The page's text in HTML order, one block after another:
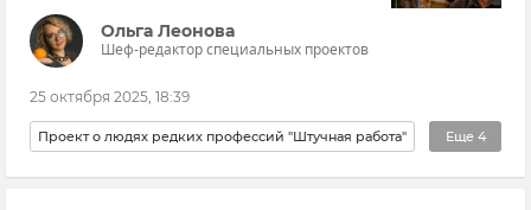
Ольга Леонова
Шеф-редактор специальных проектов
25 октября 2025, 18:39
Еще 4
Проект о людях редких профессий "Штучная работа"
Крым Природа